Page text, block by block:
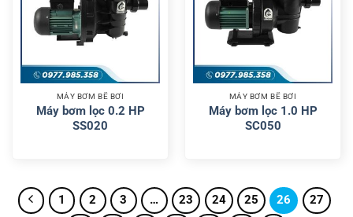
MÁY BƠM BỂ BƠI
Máy bơm lọc 0.2 HP
SS020
MÁY BƠM BỂ BƠI
Máy bơm lọc 1.0 HP
SC050
1 2 3 … 23 24 25 26
27